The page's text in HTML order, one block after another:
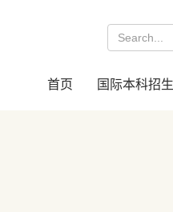
首页 国际本科招生